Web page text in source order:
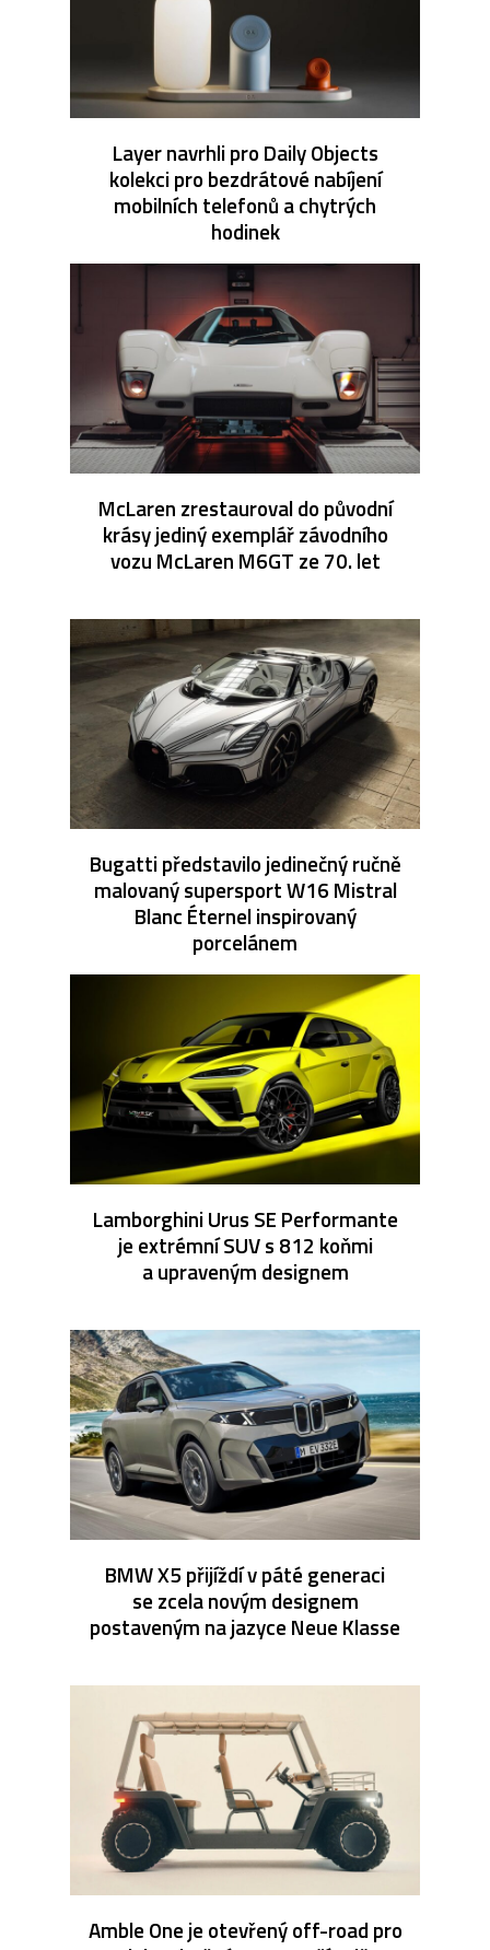
Layer navrhli pro Daily Objects
kolekci pro bezdrátové nabíjení
mobilních telefonů a chytrých
hodinek
McLaren zrestauroval do původní
krásy jediný exemplář závodního
vozu McLaren M6GT ze 70. let
Bugatti představilo jedinečný ručně
malovaný supersport W16 Mistral
Blanc Éternel inspirovaný
porcelánem
Lamborghini Urus SE Performante
je extrémní SUV s 812 koňmi
a upraveným designem
BMW X5 přijíždí v páté generaci
se zcela novým designem
postaveným na jazyce Neue Klasse
Amble One je otevřený off-road pro